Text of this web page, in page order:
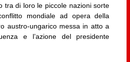
tra di loro le piccole nazioni sorte
mondiale ad opera della
austro-ungarico messa in atto a
e l’azione del presidente